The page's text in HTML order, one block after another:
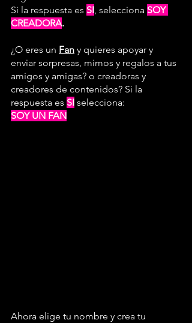
Si la respuesta es SI, selecciona SOY
CREADORA.
¿O eres un Fan y quieres apoyar y
enviar sorpresas, mimos y regalos a tus
amigos y amigas? o creadoras y
creadores de contenidos? Si la
respuesta es SI selecciona:
SOY UN FAN
Ahora elige tu nombre y crea tu